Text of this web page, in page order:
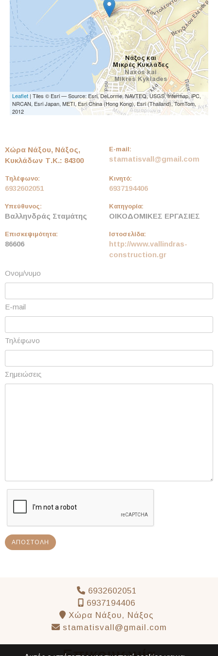
Leaflet | Tiles © Esri — Source: Esri, DeLorme, NAVTEQ, USGS, Intermap, iPC,
NRCAN, Esri Japan, METI, Esri China (Hong Kong), Esri (Thailand), TomTom,
2012
Ονομ/νυμο
E-mail
Τηλέφωνο
Σημειώσεις
ΑΠΟΣΤΟΛΉ
Χώρα Νάξου, Νάξος,
Κυκλάδων Τ.Κ.: 84300
Τηλέφωνο:
6932602051
Κινητό:
6937194406
E-mail:
stamatisvall@gmail.com
Υπεύθυνος:
Βαλληνδράς Σταμάτης
Κατηγορία:
ΟΙΚΟΔΟΜΙΚΕΣ ΕΡΓΑΣΙΕΣ
Επισκεψιμότητα:
86606
Ιστοσελίδα:
http://www.vallindras-
construction.gr
6932602051
6937194406
Χώρα Νάξου, Νάξος
stamatisvall@gmail.com